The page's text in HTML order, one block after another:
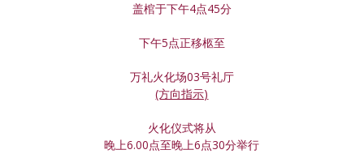
盖棺于下午4点45分
下午5点正移柩至
万礼火化场03号礼厅
(方向指示)
火化仪式将从
晚上6.00点至晚上6点30分举行